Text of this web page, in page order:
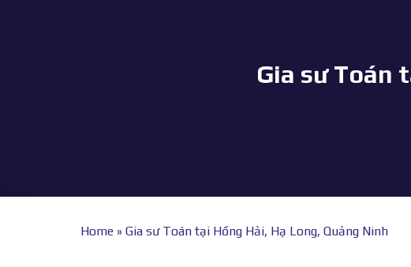
Gia sư Toán
Home » Gia sư Toán tại Hồng Hải, Hạ Long, Quảng Ninh